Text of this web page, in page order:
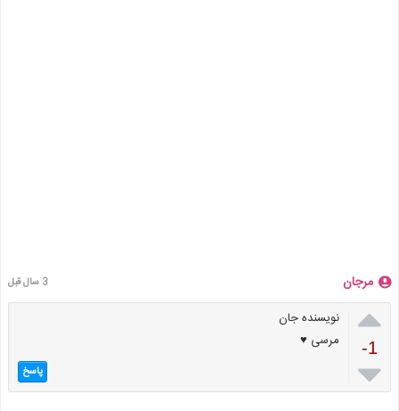
مرجان 3 سال قبل

-1

نویسنده جان
مرسی ♥
پاسخ